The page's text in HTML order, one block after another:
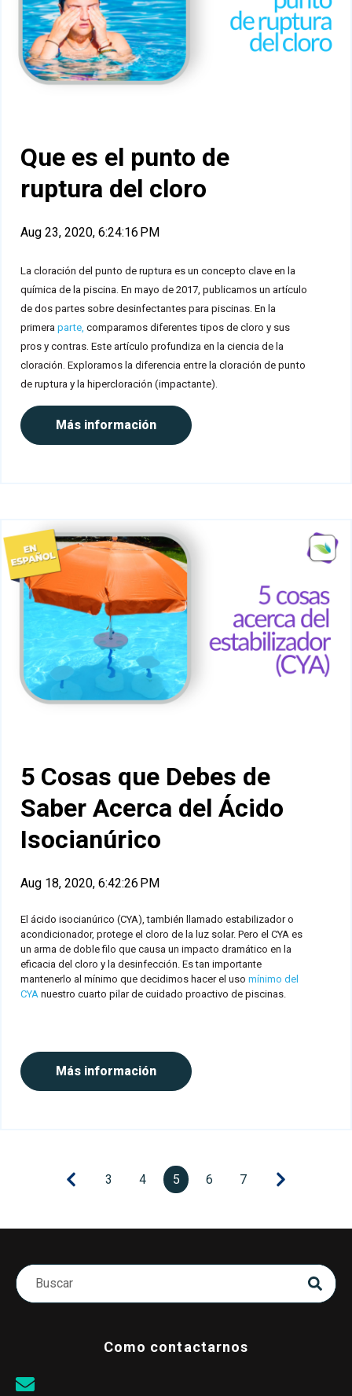
Que es el punto de
ruptura del cloro
Aug 23, 2020, 6:24:16 PM
La cloración del punto de ruptura es un concepto clave en la
química de la piscina. En mayo de 2017, publicamos un artículo
de dos partes sobre desinfectantes para piscinas. En la
primera parte, comparamos diferentes tipos de cloro y sus
pros y contras. Este artículo profundiza en la ciencia de la
cloración. Exploramos la diferencia entre la cloración de punto
de ruptura y la hipercloración (impactante).
Más información
5 Cosas que Debes de
Saber Acerca del Ácido
Isocianúrico
Aug 18, 2020, 6:42:26 PM
El ácido isocianúrico (CYA), también llamado estabilizador o
acondicionador, protege el cloro de la luz solar. Pero el CYA es
un arma de doble filo que causa un impacto dramático en la
eficacia del cloro y la desinfección. Es tan importante
mantenerlo al mínimo que decidimos hacer el uso mínimo del
CYA nuestro cuarto pilar de cuidado proactivo de piscinas.
Más información
3 4 5 6 7
Como contactarnos